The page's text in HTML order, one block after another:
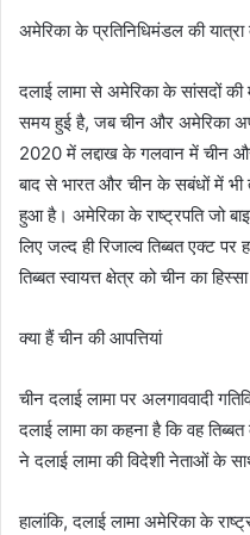
अमेरिका के प्रतिनिधिमंडल की
दलाई लामा से अमेरिका के सांसदों
समय हुई है, जब चीन और अमेरिका
2020 में लद्दाख के गलवान में चीन
बाद से भारत और चीन के सबंधों में भी
हुआ है। अमेरिका के राष्ट्रपति जो
लिए जल्द ही रिजाल्व तिब्बत एक्ट
तिब्बत स्वायत्त क्षेत्र को चीन का
क्या हैं चीन की आपत्तियां
चीन दलाई लामा पर अलगाववादी
दलाई लामा का कहना है कि वह
ने दलाई लामा की विदेशी नेताओं के
हालांकि, दलाई लामा अमेरिका के